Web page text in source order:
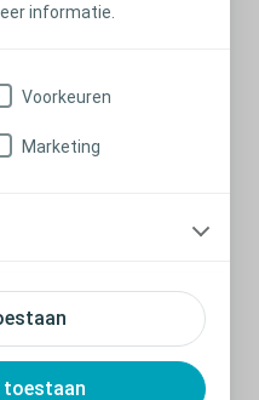
informatie.
toestaan
Voorkeuren
Marketing
bekkenbodemspieren te
de baarmoeder, de
te houden.
en verdwijnt niet